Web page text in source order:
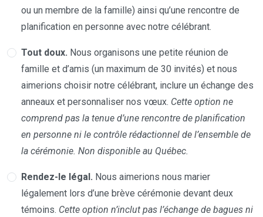
ou un membre de la famille) ainsi qu’une rencontre de
planification en personne avec notre célébrant.
Tout doux. Nous organisons une petite réunion de
famille et d’amis (un maximum de 30 invités) et nous
aimerions choisir notre célébrant, inclure un échange des
anneaux et personnaliser nos vœux. Cette option ne
comprend pas la tenue d’une rencontre de planification
en personne ni le contrôle rédactionnel de l’ensemble de
la cérémonie. Non disponible au Québec.
Rendez-le légal. Nous aimerions nous marier
légalement lors d’une brève cérémonie devant deux
témoins. Cette option n’inclut pas l’échange de bagues ni